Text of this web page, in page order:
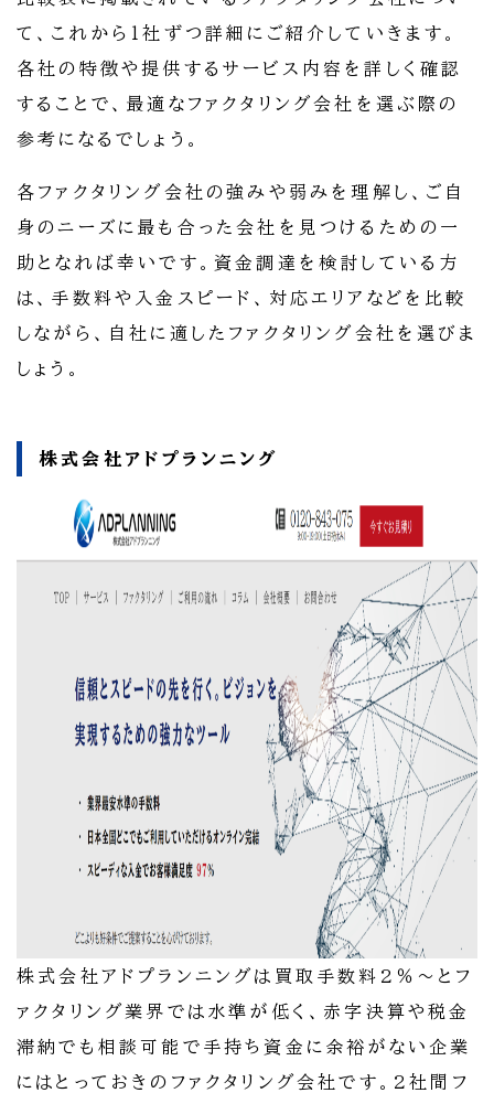
て、これから1社ずつ詳細にご紹介していきます。
各社の特徴や提供するサービス内容を詳しく確認
することで、最適なファクタリング会社を選ぶ際の
参考になるでしょう。
各ファクタリング会社の強みや弱みを理解し、ご自
身のニーズに最も合った会社を見つけるための一
助となれば幸いです。資金調達を検討している方
は、手数料や入金スピード、対応エリアなどを比較
しながら、自社に適したファクタリング会社を選びま
しょう。
株式会社アドプランニング
株式会社アドプランニングは買取手数料2％～とフ
ァクタリング業界では水準が低く、赤字決算や税金
滞納でも相談可能で手持ち資金に余裕がない企業
にはとっておきのファクタリング会社です。2社間フ